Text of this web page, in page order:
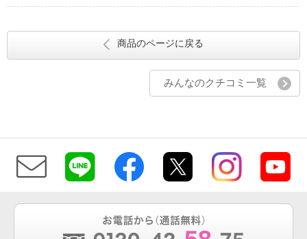
商品のページに戻る
みんなのクチコミ一覧